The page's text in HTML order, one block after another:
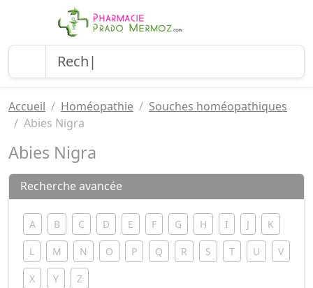
Accueil Homéopathie
Souches homéopathiques
Abies Nigra
Abies Nigra
Recherche avancée
A B C D E F G H I J K
L M N O P Q R S T U V
X Y Z